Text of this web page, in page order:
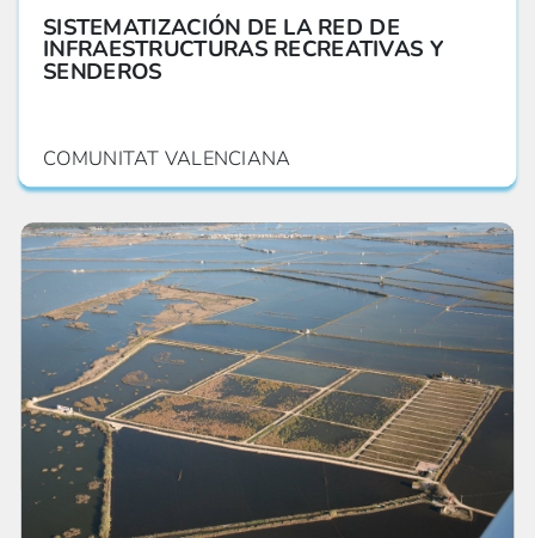
SISTEMATIZACIÓN DE LA RED DE
INFRAESTRUCTURAS RECREATIVAS Y
SENDEROS
COMUNITAT VALENCIANA